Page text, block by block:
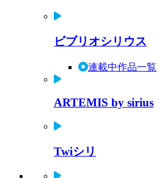
ビブリオシリウス
連載中作品一覧
ARTEMIS by sirius
Twiシリ